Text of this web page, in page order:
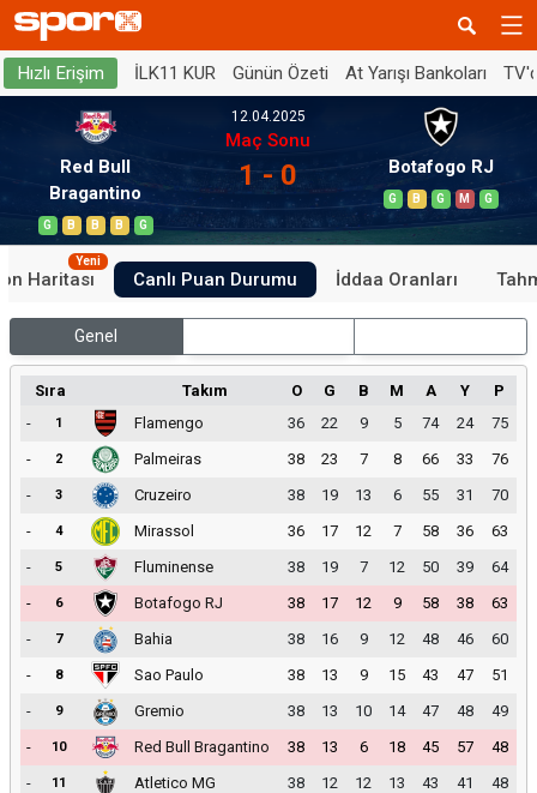
Hızlı Erişim İLK11 KUR Günün Özeti At Yarışı Bankoları
Red Bull
Bragantino
G B B B G
12.04.2025
Maç Sonu
1 - 0 Botafogo RJ
G B G M G
Haritası
Yeni
Canlı Puan Durumu İddaa Oranları
Genel
Sıra Takım O G B M A Y
P
-
1 Flamengo 36 22 9 5 74 24
75
-
2 Palmeiras 38 23 7 8 66 33
76
-
3 Cruzeiro 38 19 13 6 55 31
70
-
4 Mirassol 36 17 12 7 58 36
63
-
5 Fluminense 38 19 7 12 50 39
64
-
6 Botafogo RJ 38 17 12 9 58 38
63
-
7 Bahia 38 16 9 12 48 46
60
-
8 Sao Paulo 38 13 9 15 43 47
51
-
9 Gremio 38 13 10 14 47 48
49
-
10 Red Bull Bragantino 38 13 6 18 45 57
48
-
11 Atletico MG 38 12 12 13 43 41
48